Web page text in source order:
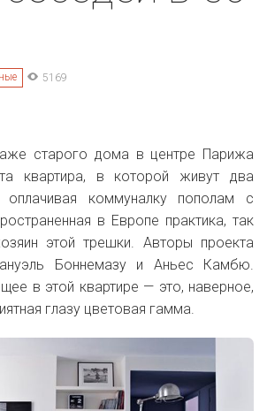
5169
старого дома в центре Парижа
квартира, в которой живут два
оплачивая коммуналку пополам с
в Европе практика, так
этой трешки. Авторы проекта
Боннемазу и Аньес Камбю.
в этой квартире — это, наверное,
глазу цветовая гамма.